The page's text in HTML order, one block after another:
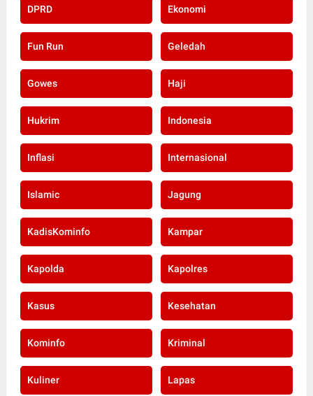
DPRD Ekonomi
Fun Run Geledah
Gowes Haji
Hukrim Indonesia
Inflasi Internasional
Islamic Jagung
KadisKominfo Kampar
Kapolda Kapolres
Kasus Kesehatan
Kominfo Kriminal
Kuliner Lapas